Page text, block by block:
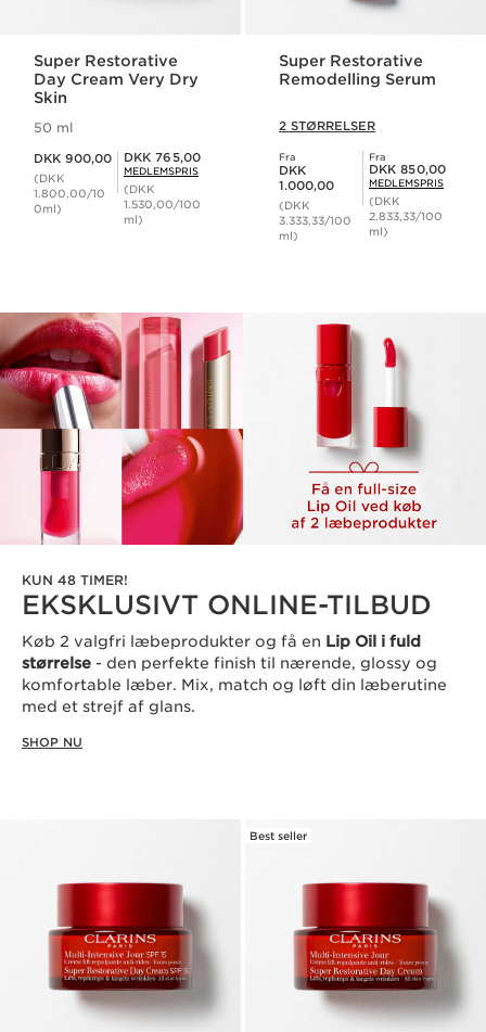
Super Restorative
Day Cream Very Dry
Skin
50 ml
DKK 900,00
(DKK
1.800,00/10
0ml)
Medlemspris DKK 765,00
DKK 765,00
MEDLEMSPRIS
(DKK
1.530,00/100
ml)
Super Restorative
Remodelling Serum
2 STØRRELSER
Fra
Nuværende pris DKK 1.000,00
DKK
1.000,00
(DKK
3.333,33/100
ml)
Fra
Medlemspris DKK 850,00
DKK 850,00
MEDLEMSPRIS
(DKK
2.833,33/100
ml)
KUN 48 TIMER!
EKSKLUSIVT ONLINE-TILBUD
Køb 2 valgfri læbeprodukter og få en Lip Oil i fuld
størrelse - den perfekte finish til nærende, glossy og
komfortable læber. Mix, match og løft din læberutine
med et strejf af glans.
SHOP NU
Best seller